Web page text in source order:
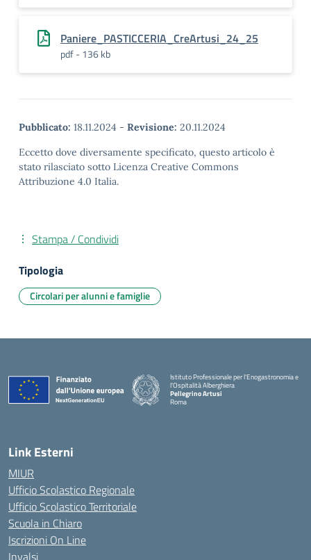
Paniere_PASTICCERIA_CreArtusi_24_25
pdf - 136 kb
Pubblicato: 18.11.2024 - Revisione: 20.11.2024
Eccetto dove diversamente specificato, questo articolo è
stato rilasciato sotto Licenza Creative Commons
Attribuzione 4.0 Italia.
Stampa / Condividi
Tipologia
Circolari per alunni e famiglie
Istituto Professionale per l'Enogastronomia e
l'Ospitalità Alberghiera
Pellegrino Artusi
Roma
Link Esterni
MIUR
Ufficio Scolastico Regionale
Ufficio Scolastico Territoriale
Scuola in Chiaro
Iscrizioni On Line
Invalsi